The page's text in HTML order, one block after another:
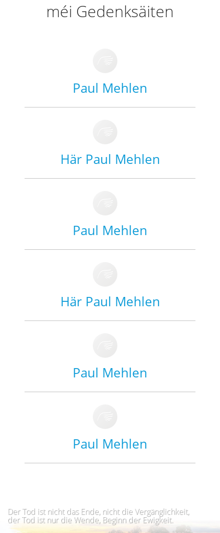
méi Gedenksäiten
Paul Mehlen
Här Paul Mehlen
Paul Mehlen
Här Paul Mehlen
Paul Mehlen
Paul Mehlen
Der Tod ist nicht das Ende, nicht die Vergänglichkeit,
der Tod ist nur die Wende, Beginn der Ewigkeit.